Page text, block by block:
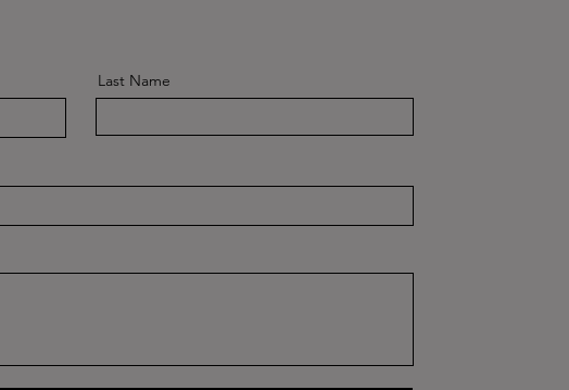
Last Name